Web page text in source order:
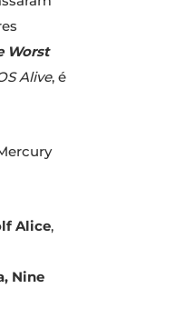
Worst
Alive, é
Alice,
Nine